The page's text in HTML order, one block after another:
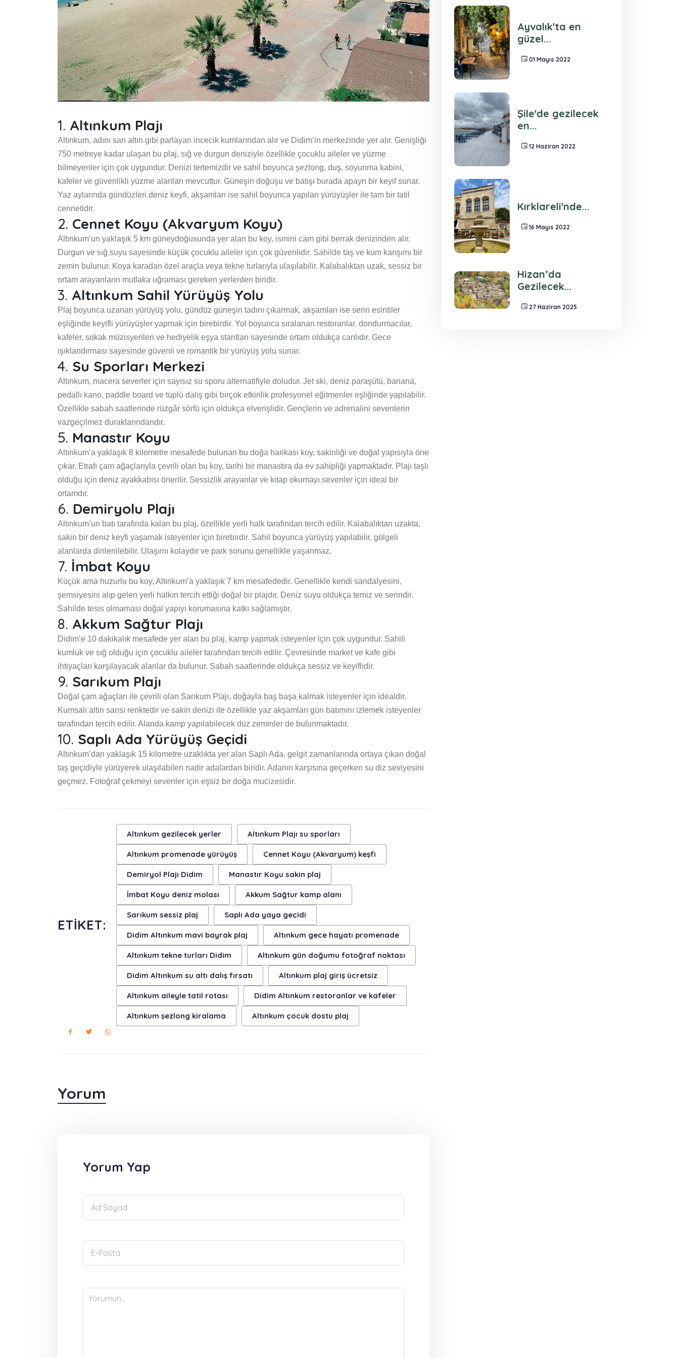
1. Altınkum Plajı
Altınkum, adını sarı altın gibi parlayan incecik kumlarından alır ve Didim’in merkezinde yer alır. Genişliği
750 metreye kadar ulaşan bu plaj, sığ ve durgun deniziyle özellikle çocuklu aileler ve yüzme
bilmeyenler için çok uygundur. Denizi tertemizdir ve sahil boyunca şezlong, duş, soyunma kabini,
kafeler ve güvenlikli yüzme alanları mevcuttur. Güneşin doğuşu ve batışı burada apayrı bir keyif sunar.
Yaz aylarında gündüzleri deniz keyfi, akşamları ise sahil boyunca yapılan yürüyüşler ile tam bir tatil
cennetidir.
2. Cennet Koyu (Akvaryum Koyu)
Altınkum’un yaklaşık 5 km güneydoğusunda yer alan bu koy, ismini cam gibi berrak denizinden alır.
Durgun ve sığ suyu sayesinde küçük çocuklu aileler için çok güvenlidir. Sahilde taş ve kum karışımı bir
zemin bulunur. Koya karadan özel araçla veya tekne turlarıyla ulaşılabilir. Kalabalıktan uzak, sessiz bir
ortam arayanların mutlaka uğraması gereken yerlerden biridir.
3. Altınkum Sahil Yürüyüş Yolu
Plaj boyunca uzanan yürüyüş yolu, gündüz güneşin tadını çıkarmak, akşamları ise serin esintiler
eşliğinde keyifli yürüyüşler yapmak için birebirdir. Yol boyunca sıralanan restoranlar, dondurmacılar,
kafeler, sokak müzisyenleri ve hediyelik eşya stantları sayesinde ortam oldukça canlıdır. Gece
ışıklandırması sayesinde güvenli ve romantik bir yürüyüş yolu sunar.
4. Su Sporları Merkezi
Altınkum, macera severler için sayısız su sporu alternatifiyle doludur. Jet ski, deniz paraşütü, banana,
pedallı kano, paddle board ve tüplü dalış gibi birçok etkinlik profesyonel eğitmenler eşliğinde yapılabilir.
Özellikle sabah saatlerinde rüzgâr sörfü için oldukça elverişlidir. Gençlerin ve adrenalini sevenlerin
vazgeçilmez duraklarındandır.
5. Manastır Koyu
Altınkum’a yaklaşık 8 kilometre mesafede bulunan bu doğa harikası koy, sakinliği ve doğal yapısıyla öne
çıkar. Etrafı çam ağaçlarıyla çevrili olan bu koy, tarihi bir manastıra da ev sahipliği yapmaktadır. Plajı taşlı
olduğu için deniz ayakkabısı önerilir. Sessizlik arayanlar ve kitap okumayı sevenler için ideal bir
ortamdır.
6. Demiryolu Plajı
Altınkum’un batı tarafında kalan bu plaj, özellikle yerli halk tarafından tercih edilir. Kalabalıktan uzakta,
sakin bir deniz keyfi yaşamak isteyenler için birebirdir. Sahil boyunca yürüyüş yapılabilir, gölgeli
alanlarda dinlenilebilir. Ulaşımı kolaydır ve park sorunu genellikle yaşanmaz.
7. İmbat Koyu
Küçük ama huzurlu bu koy, Altınkum’a yaklaşık 7 km mesafededir. Genellikle kendi sandalyesini,
şemsiyesini alıp gelen yerli halkın tercih ettiği doğal bir plajdır. Deniz suyu oldukça temiz ve serindir.
Sahilde tesis olmaması doğal yapıyı korumasına katkı sağlamıştır.
8. Akkum Sağtur Plajı
Didim’e 10 dakikalık mesafede yer alan bu plaj, kamp yapmak isteyenler için çok uygundur. Sahili
kumluk ve sığ olduğu için çocuklu aileler tarafından tercih edilir. Çevresinde market ve kafe gibi
ihtiyaçları karşılayacak alanlar da bulunur. Sabah saatlerinde oldukça sessiz ve keyiflidir.
9. Sarıkum Plajı
Doğal çam ağaçları ile çevrili olan Sarıkum Plajı, doğayla baş başa kalmak isteyenler için idealdir.
Kumsalı altın sarısı renktedir ve sakin denizi ile özellikle yaz akşamları gün batımını izlemek isteyenler
tarafından tercih edilir. Alanda kamp yapılabilecek düz zeminler de bulunmaktadır.
10. Saplı Ada Yürüyüş Geçidi
Altınkum’dan yaklaşık 15 kilometre uzaklıkta yer alan Saplı Ada, gelgit zamanlarında ortaya çıkan doğal
taş geçidiyle yürüyerek ulaşılabilen nadir adalardan biridir. Adanın karşısına geçerken su diz seviyesini
geçmez. Fotoğraf çekmeyi sevenler için eşsiz bir doğa mucizesidir.
ETIKET:
Altınkum gezilecek yerler Altınkum Plajı su sporları
Altınkum promenade yürüyüş Cennet Koyu (Akvaryum) keşfi
Demiryol Plajı Didim Manastır Koyu sakin plaj
İmbat Koyu deniz molası Akkum Sağtur kamp alanı
Sarıkum sessiz plaj Saplı Ada yaya geçidi
Didim Altınkum mavi bayrak plaj Altınkum gece hayatı promenade
Altınkum tekne turları Didim Altınkum gün doğumu fotoğraf noktası
Didim Altınkum su altı dalış fırsatı Altınkum plaj giriş ücretsiz
Altınkum aileyle tatil rotası Didim Altınkum restoranlar ve kafeler
Altınkum şezlong kiralama Altınkum çocuk dostu plaj
Yorum
Yorum Yap
Ayvalık'ta en
güzel...
01 Mayıs 2022
Şile'de gezilecek
en...
12 Haziran 2022
Kırklareli'nde...
16 Mayıs 2022
Hizan’da
Gezilecek...
27 Haziran 2025